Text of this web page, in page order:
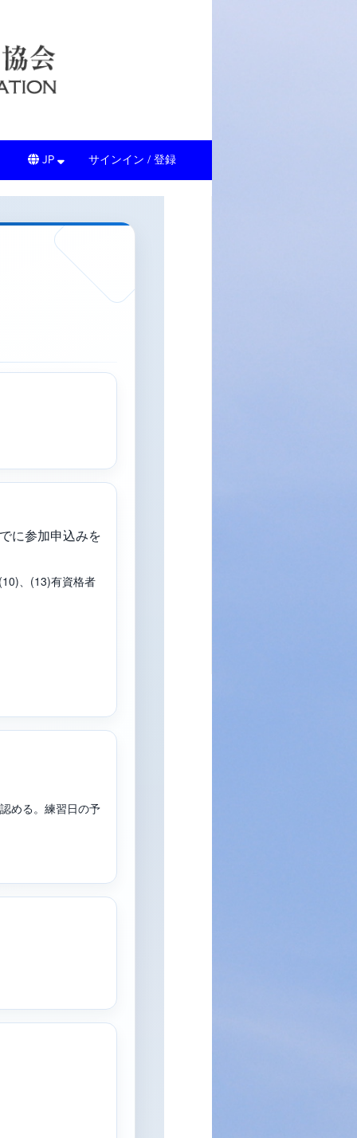
JP サインイン / 登録
に参加申込みを
、(13)有資格者
める。練習日の予